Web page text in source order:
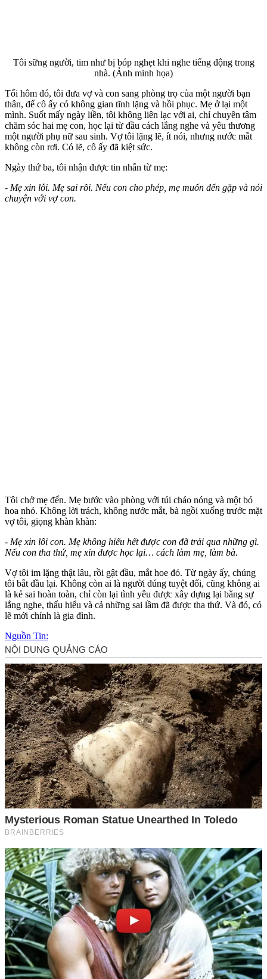
Tôi sững người, tim như bị bóp nghẹt khi nghe tiếng động trong
nhà. (Ảnh minh họa)
Tối hôm đó, tôi đưa vợ và con sang phòng trọ của một người bạn
thân, để cô ấy có không gian tĩnh lặng và hồi phục. Mẹ ở lại một
mình. Suốt mấy ngày liền, tôi không liên lạc với ai, chỉ chuyên tâm
chăm sóc hai mẹ con, học lại từ đầu cách lắng nghe và yêu thương
một người phụ nữ sau sinh. Vợ tôi lặng lẽ, ít nói, nhưng nước mắt
không còn rơi. Có lẽ, cô ấy đã kiệt sức.
Ngày thứ ba, tôi nhận được tin nhắn từ mẹ:
- Mẹ xin lỗi. Mẹ sai rồi. Nếu con cho phép, mẹ muốn đến gặp và nói
chuyện với vợ con.
Tôi chở mẹ đến. Mẹ bước vào phòng với túi cháo nóng và một bó
hoa nhỏ. Không lời trách, không nước mắt, bà ngồi xuống trước mặt
vợ tôi, giọng khàn khàn:
- Mẹ xin lỗi con. Mẹ không hiểu hết được con đã trải qua những gì.
Nếu con tha thứ, mẹ xin được học lại… cách làm mẹ, làm bà.
Vợ tôi im lặng thật lâu, rồi gật đầu, mắt hoe đỏ. Từ ngày ấy, chúng
tôi bắt đầu lại. Không còn ai là người đúng tuyệt đối, cũng không ai
là kẻ sai hoàn toàn, chỉ còn lại tình yêu được xây dựng lại bằng sự
lắng nghe, thấu hiểu và cả những sai lầm đã được tha thứ. Và đó, có
lẽ mới chính là gia đình.
Nguồn Tin: